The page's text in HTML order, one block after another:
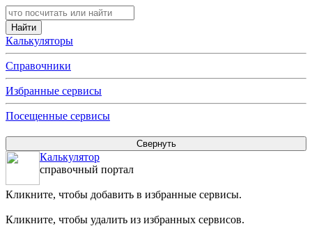
Калькуляторы
Справочники
Избранные сервисы
Посещенные сервисы
Калькулятор
справочный портал
Кликните, чтобы добавить в избранные сервисы.
Кликните, чтобы удалить из избранных сервисов.